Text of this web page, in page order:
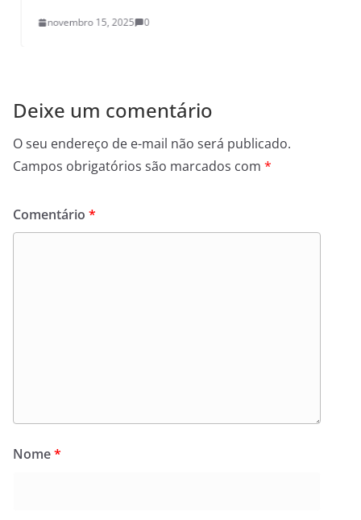
novembro 15, 2025 0
Deixe um comentário
O seu endereço de e-mail não será publicado.
Campos obrigatórios são marcados com *
Comentário *
Nome*